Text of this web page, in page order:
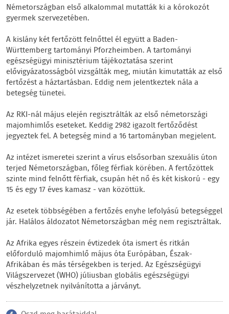
Németországban első alkalommal mutatták ki a kórokozót
gyermek szervezetében.
A kislány két fertőzött felnőttel él együtt a Baden-
Württemberg tartományi Pforzheimben. A tartományi
egészségügyi minisztérium tájékoztatása szerint
elővigyázatosságból vizsgálták meg, miután kimutatták az első
fertőzést a háztartásban. Eddig nem jelentkeztek nála a
betegség tünetei.
Az RKI-nál május elején regisztrálták az első németországi
majomhimlős eseteket. Keddig 2982 igazolt fertőződést
jegyeztek fel. A betegség mind a 16 tartományban megjelent.
Az intézet ismeretei szerint a vírus elsősorban szexuális úton
terjed Németországban, főleg férfiak körében. A fertőzöttek
szinte mind felnőtt férfiak, csupán hét nő és két kiskorú - egy
15 és egy 17 éves kamasz - van közöttük.
Az esetek többségében a fertőzés enyhe lefolyású betegséggel
jár. Halálos áldozatot Németországban még nem regisztráltak.
Az Afrika egyes részein évtizedek óta ismert és ritkán
előforduló majomhimlő május óta Európában, Észak-
Afrikában és más térségekben is terjed. Az Egészségügyi
Világszervezet (WHO) júliusban globális egészségügyi
vészhelyzetnek nyilvánította a járványt.